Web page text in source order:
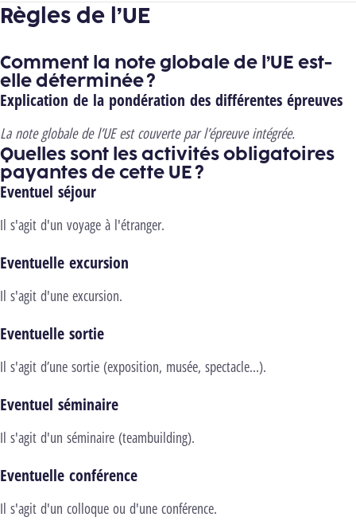
Règles de l’UE
Comment la note globale de l’UE est-
elle déterminée ?
Explication de la pondération des différentes épreuves
La note globale de l’UE est couverte par l’épreuve intégrée.
Quelles sont les activités obligatoires
payantes de cette UE ?
Eventuel séjour
Il s'agit d'un voyage à l'étranger.
Eventuelle excursion
Il s'agit d'une excursion.
Eventuelle sortie
Il s'agit d’une sortie (exposition, musée, spectacle…).
Eventuel séminaire
Il s'agit d'un séminaire (teambuilding).
Eventuelle conférence
Il s'agit d'un colloque ou d'une conférence.